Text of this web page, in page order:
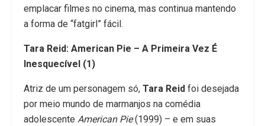
emplacar filmes no cinema, mas continua mantendo
a forma de “fatgirl” fácil.
Tara Reid: American Pie – A Primeira Vez É
Inesquecível (1)
Atriz de um personagem só, Tara Reid foi desejada
por meio mundo de marmanjos na comédia
adolescente American Pie(1999) – e em suas